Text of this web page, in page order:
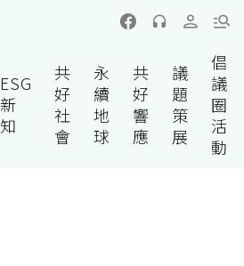
ESG
新
知
共
好
社
會
永
續
地
球
共
好
響
應
議
題
策
展
倡
議
圈
活
動